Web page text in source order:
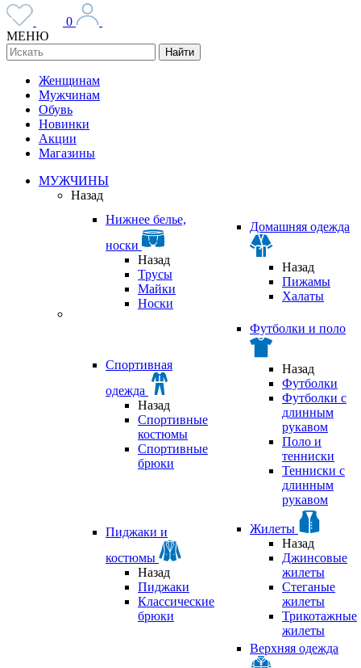
0
МЕНЮ
Найти
Женщинам
Мужчинам
Обувь
Новинки
Акции
Магазины
МУЖЧИНЫ
Назад
Нижнее белье,
носки
Назад
Трусы
Майки
Носки
Домашняя одежда
Назад
Пижамы
Халаты
Спортивная
одежда
Назад
Спортивные
костюмы
Спортивные
брюки
Футболки и поло
Назад
Футболки
Футболки с
длинным
рукавом
Поло и
тенниски
Тенниски с
длинным
рукавом
Пиджаки и
костюмы
Назад
Пиджаки
Классические
брюки
Жилеты
Назад
Джинсовые
жилеты
Стеганые
жилеты
Трикотажные
жилеты
Верхняя одежда